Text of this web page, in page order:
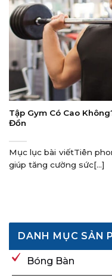
Tập Gym Có Cao
Đồn
Mục lục bài viếtTiên
giúp tăng cường sức[...]
DANH MỤC SẢN
Bóng Bàn